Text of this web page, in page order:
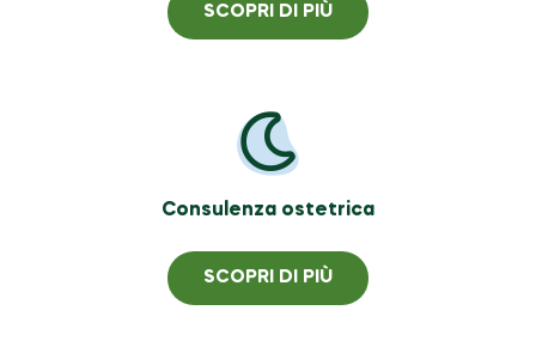
SCOPRI DI PIÙ
Consulenza ostetrica
SCOPRI DI PIÙ